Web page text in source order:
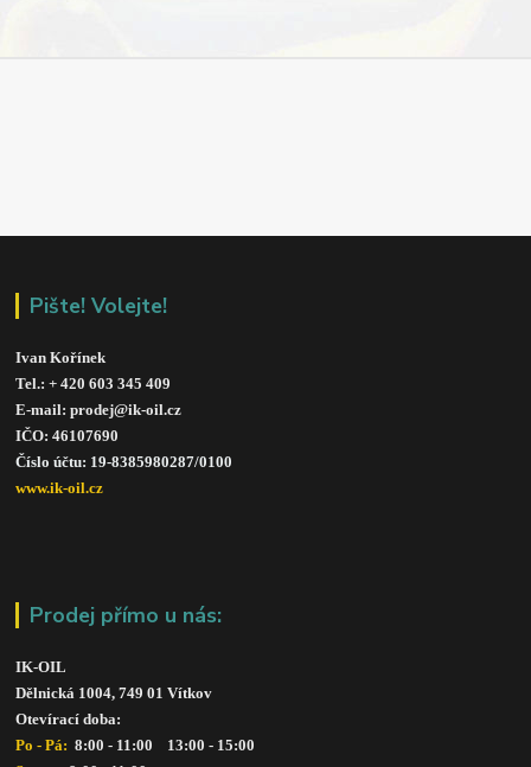
Pište! Volejte!
Ivan Kořínek
Tel.: + 420 603 345 409
E-mail: prodej@ik-oil.cz
IČO: 46107690
Číslo účtu: 19-8385980287/0100
www.ik-oil.cz
Prodej přímo u nás:
IK-OIL
Dělnická 1004, 749 01 Vítkov
Otevírací doba:
Po - Pá: 8:00 - 11:00    13:00 - 15:00